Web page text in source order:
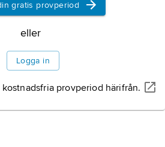
gratis provperiod
eller
Logga in
kostnadsfria provperiod härifrån.